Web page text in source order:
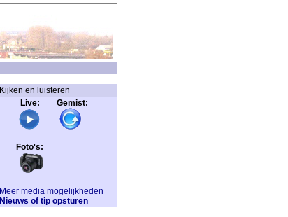
Kijken en luisteren
Live: Gemist:
Foto's:
Meer media mogelijkheden
Nieuws of tip opsturen